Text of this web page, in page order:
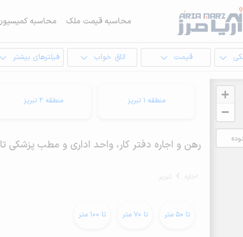
محاسبه قیمت ملک محاسبه
قیمت اتاق خواب فیلترهای بیشتر
+
−
منطقه 1 تبریز منطقه 2 تبریز
رهن و اجاره دفتر کار، واحد اداری و مطب پزشکی تا 70 متر در تبریز
اجاره تبریز
تا 50 متر تا 70 متر تا 100 متر